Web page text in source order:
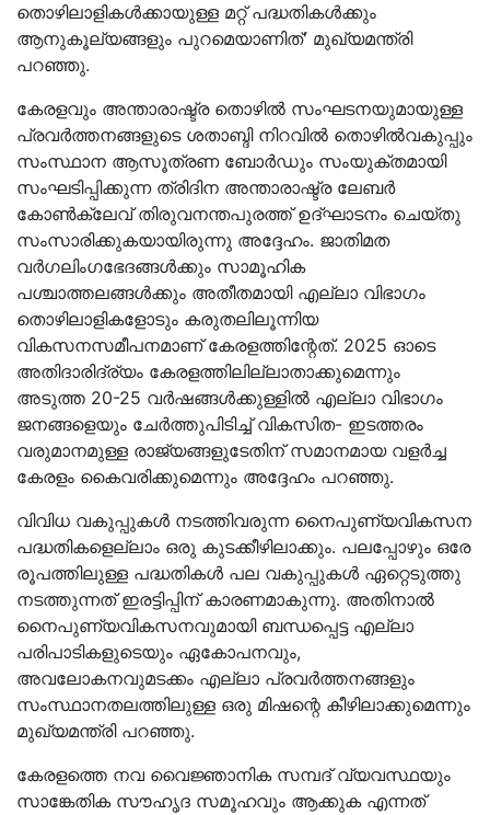
തൊഴിലാളികൾക്കായുള്ള മറ്റ് പദ്ധതികൾക്കും
ആനുകൂല്യങ്ങളും പുറമെയാണിത്' മുഖ്യമന്ത്രി
പറഞ്ഞു.
കേരളവും അന്താരാഷ്ട്ര തൊഴിൽ സംഘടനയുമായുള്ള
പ്രവർത്തനങ്ങളുടെ ശതാബ്ദി നിറവിൽ തൊഴിൽവകുപ്പും
സംസ്ഥാന ആസൂത്രണ ബോർഡും സംയുക്തമായി
സംഘടിപ്പിക്കുന്ന ത്രിദിന അന്താരാഷ്ട്ര ലേബർ
കോൺക്ലേവ് തിരുവനന്തപുരത്ത് ഉദ്ഘാടനം ചെയ്തു
സംസാരിക്കുകയായിരുന്നു അദ്ദേഹം. ജാതിമത
വർഗലിംഗഭേദങ്ങൾക്കും സാമൂഹിക
പശ്ചാത്തലങ്ങൾക്കും അതീതമായി എല്ലാ വിഭാഗം
തൊഴിലാളികളോടും കരുതലിലൂന്നിയ
വികസനസമീപനമാണ് കേരളത്തിന്റേത്. 2025 ഓടെ
അതിദാരിദ്ര്യം കേരളത്തിലില്ലാതാക്കുമെന്നും
അടുത്ത 20-25 വർഷങ്ങൾക്കുള്ളിൽ എല്ലാ വിഭാഗം
ജനങ്ങളെയും ചേർത്തുപിടിച്ച് വികസിത- ഇടത്തരം
വരുമാനമുള്ള രാജ്യങ്ങളുടേതിന് സമാനമായ വളർച്ച
കേരളം കൈവരിക്കുമെന്നും അദ്ദേഹം പറഞ്ഞു.
വിവിധ വകുപ്പുകൾ നടത്തിവരുന്ന നൈപുണ്യവികസന
പദ്ധതികളെല്ലാം ഒരു കുടക്കീഴിലാക്കും. പലപ്പോഴും ഒരേ
രൂപത്തിലുള്ള പദ്ധതികൾ പല വകുപ്പുകൾ ഏറ്റെടുത്തു
നടത്തുന്നത് ഇരട്ടിപ്പിന് കാരണമാകുന്നു. അതിനാൽ
നൈപുണ്യവികസനവുമായി ബന്ധപ്പെട്ട എല്ലാ
പരിപാടികളുടെയും ഏകോപനവും,
അവലോകനവുമടക്കം എല്ലാ പ്രവർത്തനങ്ങളും
സംസ്ഥാനതലത്തിലുള്ള ഒരു മിഷന്റെ കീഴിലാക്കുമെന്നും
മുഖ്യമന്ത്രി പറഞ്ഞു.
കേരളത്തെ നവ വൈജ്ഞാനിക സമ്പദ് വ്യവസ്ഥയും
സാങ്കേതിക സൗഹൃദ സമൂഹവും ആക്കുക എന്നത്